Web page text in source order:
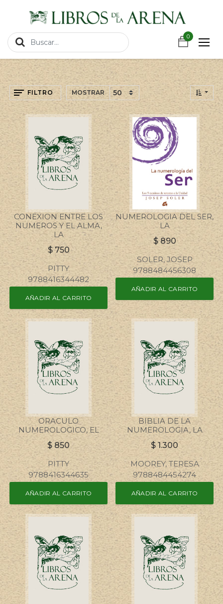
0
0
FILTRO MOSTRAR
CONEXION ENTRE LOS
NUMEROS Y EL ALMA,
LA
$750
PITTY
9788416344482
AÑADIR AL CARRITO
NUMEROLOGIA DEL SER,
LA
$890
SOLER, JOSEP
9788484456308
AÑADIR AL CARRITO
ORACULO
NUMEROLOGICO, EL
$ 850
PITTY
9788416344635
AÑADIR AL CARRITO
BIBLIA DE LA
NUMEROLOGIA, LA
$ 1.300
MOOREY, TERESA
9788484454274
AÑADIR AL CARRITO